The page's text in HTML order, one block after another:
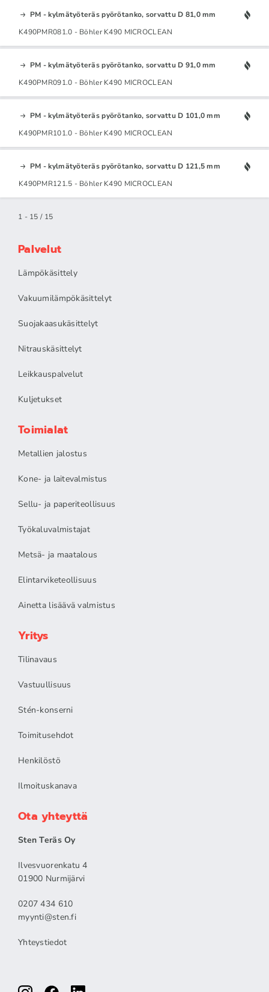
PM - kylmätyöteräs pyörötanko, sorvattu D 81,0 mm
K490PMR081.0 - Böhler K490 MICROCLEAN
PM - kylmätyöteräs pyörötanko, sorvattu D 91,0 mm
K490PMR091.0 - Böhler K490 MICROCLEAN
PM - kylmätyöteräs pyörötanko, sorvattu D 101,0 mm
K490PMR101.0 - Böhler K490 MICROCLEAN
PM - kylmätyöteräs pyörötanko, sorvattu D 121,5 mm
K490PMR121.5 - Böhler K490 MICROCLEAN
1 - 15 / 15
Palvelut
Lämpökäsittely
Vakuumilämpökäsittelyt
Suojakaasukäsittelyt
Nitrauskäsittelyt
Leikkauspalvelut
Kuljetukset
Toimialat
Metallien jalostus
Kone- ja laitevalmistus
Sellu- ja paperiteollisuus
Työkaluvalmistajat
Metsä- ja maatalous
Elintarviketeollisuus
Ainetta lisäävä valmistus
Yritys
Tilinavaus
Vastuullisuus
Stén-konserni
Toimitusehdot
Henkilöstö
Ilmoituskanava
Ota yhteyttä
Sten Teräs Oy
Ilvesvuorenkatu 4
01900 Nurmijärvi
0207 434 610
myynti@sten.fi
Yhteystiedot